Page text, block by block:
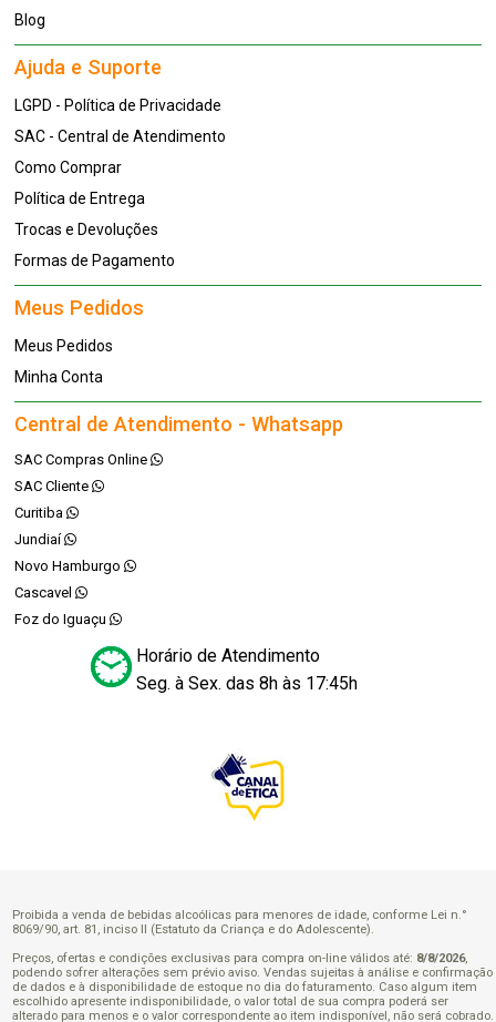
Blog
Ajuda e Suporte
LGPD - Política de Privacidade
SAC - Central de Atendimento
Como Comprar
Política de Entrega
Trocas e Devoluções
Formas de Pagamento
Meus Pedidos
Meus Pedidos
Minha Conta
Central de Atendimento - Whatsapp
SAC Compras Online
SAC Cliente
Curitiba
Jundiaí
Novo Hamburgo
Cascavel
Foz do Iguaçu
Horário de Atendimento
Seg. à Sex. das 8h às 17:45h
Proibida a venda de bebidas alcoólicas para menores de idade, conforme Lei n.°
8069/90, art. 81, inciso II (Estatuto da Criança e do Adolescente).
Preços, ofertas e condições exclusivas para compra on-line válidos até: 8/8/2026,
podendo sofrer alterações sem prévio aviso. Vendas sujeitas à análise e confirmação
de dados e à disponibilidade de estoque no dia do faturamento. Caso algum item
escolhido apresente indisponibilidade, o valor total de sua compra poderá ser
alterado para menos e o valor correspondente ao item indisponível, não será cobrado.